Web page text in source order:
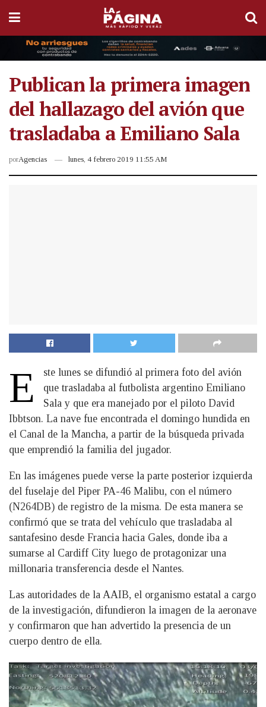
Publican la primera imagen
del hallazago del avión que
trasladaba a Emiliano Sala
porAgencias lunes, 4 febrero 2019 11:55 AM
E
ste lunes se difundió al primera foto del avión
que trasladaba al futbolista argentino Emiliano
Sala y que era manejado por el piloto David
Ibbtson. La nave fue encontrada el domingo hundida en
el Canal de la Mancha, a partir de la búsqueda privada
que emprendió la familia del jugador.
En las imágenes puede verse la parte posterior izquierda
del fuselaje del Piper PA-46 Malibu, con el número
(N264DB) de registro de la misma. De esta manera se
confirmó que se trata del vehículo que trasladaba al
santafesino desde Francia hacia Gales, donde iba a
sumarse al Cardiff City luego de protagonizar una
millonaria transferencia desde el Nantes.
Las autoridades de la AAIB, el organismo estatal a cargo
de la investigación, difundieron la imagen de la aeronave
y confirmaron que han advertido la presencia de un
cuerpo dentro de ella.